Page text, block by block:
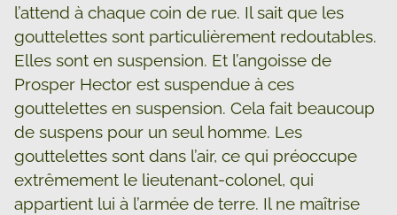
l’attend à chaque coin de rue. Il sait que les
gouttelettes sont particulièrement redoutables.
Elles sont en suspension. Et l’angoisse de
Prosper Hector est suspendue à ces
gouttelettes en suspension. Cela fait beaucoup
de suspens pour un seul homme. Les
gouttelettes sont dans l’air, ce qui préoccupe
extrêmement le lieutenant-colonel, qui
appartient lui à l’armée de terre. Il ne maîtrise